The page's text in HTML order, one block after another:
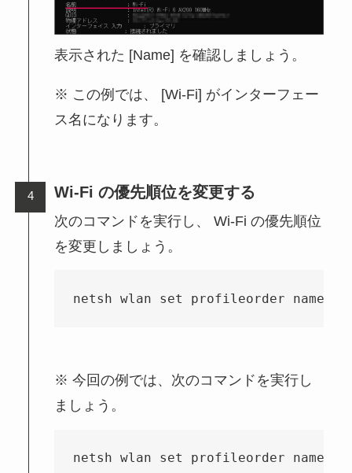
表示された [Name] を確認しましょう。
この例では、 [Wi-Fi] がインターフェー
ス名になります。
Wi-Fi の優先順位を変更する
次のコマンドを実行し、 Wi-Fi の優先順位
を変更しましょう。
netsh wlan set profileorder
今回の例では、次のコマンドを実行し
ましょう。
netsh wlan set profileorder